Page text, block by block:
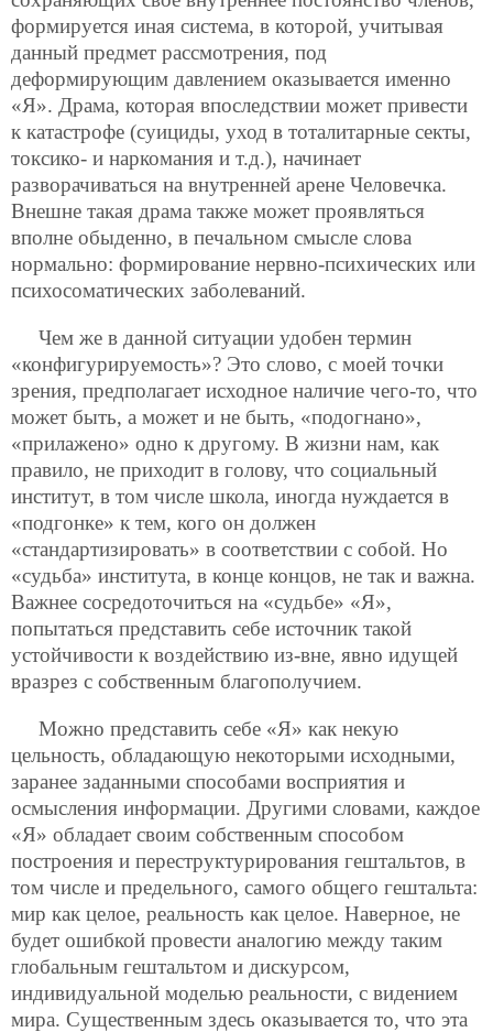
формируется иная система, в которой, учитывая
данный предмет рассмотрения, под
деформирующим давлением оказывается именно
«Я». Драма, которая впоследствии может привести
к катастрофе (суициды, уход в тоталитарные секты,
токсико- и наркомания и т.д.), начинает
разворачиваться на внутренней арене Человечка.
Внешне такая драма также может проявляться
вполне обыденно, в печальном смысле слова
нормально: формирование нервно-психических или
психосоматических заболеваний.
Чем же в данной ситуации удобен термин
«конфигурируемость»? Это слово, с моей точки
зрения, предполагает исходное наличие чего-то, что
может быть, а может и не быть, «подогнано»,
«прилажено» одно к другому. В жизни нам, как
правило, не приходит в голову, что социальный
институт, в том числе школа, иногда нуждается в
«подгонке» к тем, кого он должен
«стандартизировать» в соответствии с собой. Но
«судьба» института, в конце концов, не так и важна.
Важнее сосредоточиться на «судьбе» «Я»,
попытаться представить себе источник такой
устойчивости к воздействию из-вне, явно идущей
вразрез с собственным благополучием.
Можно представить себе «Я» как некую
цельность, обладающую некоторыми исходными,
заранее заданными способами восприятия и
осмысления информации. Другими словами, каждое
«Я» обладает своим собственным способом
построения и переструктурирования гештальтов, в
том числе и предельного, самого общего гештальта:
мир как целое, реальность как целое. Наверное, не
будет ошибкой провести аналогию между таким
глобальным гештальтом и дискурсом,
индивидуальной моделью реальности, с видением
мира. Существенным здесь оказывается то, что эта